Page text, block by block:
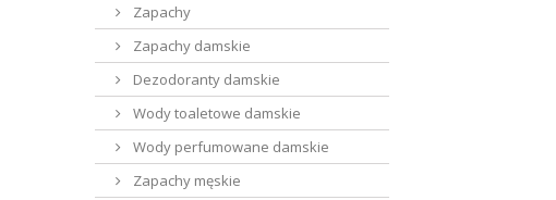
Zapachy
Zapachy damskie
Dezodoranty damskie
Wody toaletowe damskie
Wody perfumowane damskie
Zapachy męskie